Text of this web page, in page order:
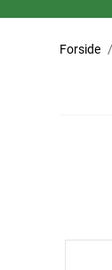
Forside